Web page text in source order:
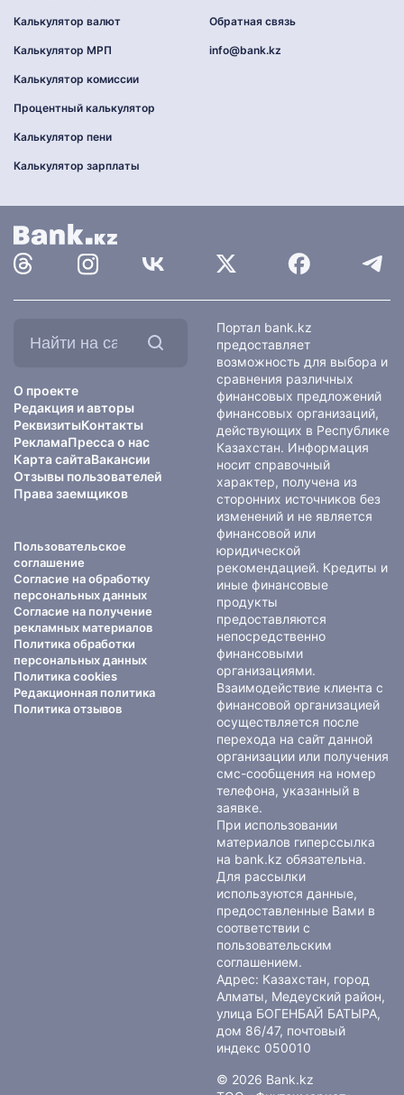
Калькулятор валют
Калькулятор МРП
Калькулятор комиссии
Процентный калькулятор
Калькулятор пени
Калькулятор зарплаты
Обратная связь
info@bank.kz
О проекте
Редакция и авторы
РеквизитыКонтакты
РекламаПресса о нас
Карта сайтаВакансии
Отзывы пользователей
Права заемщиков
Пользовательское
соглашение
Согласие на обработку
персональных данных
Согласие на получение
рекламных материалов
Политика обработки
персональных данных
Политика cookies
Редакционная политика
Политика отзывов
Портал bank.kz
предоставляет
возможность для выбора и
сравнения различных
финансовых предложений
финансовых организаций,
действующих в Республике
Казахстан. Информация
носит справочный
характер, получена из
сторонних источников без
изменений и не является
финансовой или
юридической
рекомендацией. Кредиты и
иные финансовые
продукты
предоставляются
непосредственно
финансовыми
организациями.
Взаимодействие клиента с
финансовой организацией
осуществляется после
перехода на сайт данной
организации или получения
смс-сообщения на номер
телефона, указанный в
заявке.
При использовании
материалов гиперссылка
на bank.kz обязательна.
Для рассылки
используются данные,
предоставленные Вами в
соответствии с
пользовательским
соглашением.
Адрес: Казахстан, город
Алматы, Медеуский район,
улица БОГЕНБАЙ БАТЫРА,
дом 86/47, почтовый
индекс 050010
© 2026 Bank.kz